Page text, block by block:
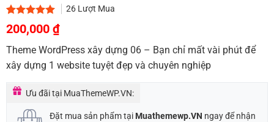
5.00trên 5
dựa trên
1
26Lượt Mua
Giá
gốc
là:
900,000 ₫.
200,000 ₫Giá
hiện
tại
200,000 ₫.
Theme WordPress xây dựng 06 – Bạn chỉ mất vài phút để
xây dựng 1 website tuyệt đẹp và chuyên nghiệp
Ưu đãi tại MuaThemeWP.VN:
Đặt mua sản phẩm tại Muathemewp.VN ngay để nhận